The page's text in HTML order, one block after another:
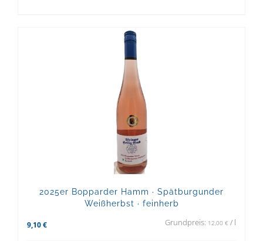
2025er Bopparder Hamm · Spätburgunder
Weißherbst · feinherb
9,10 € Grundpreis: 12,00 € / l